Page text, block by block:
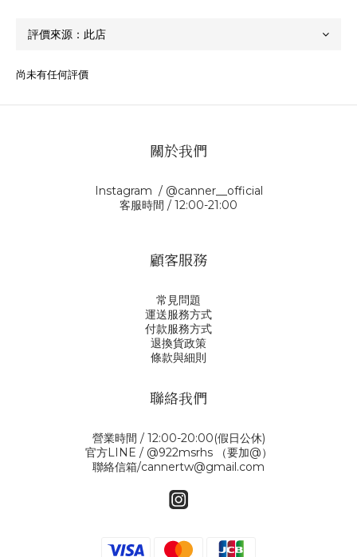
尚未有任何評價
關於我們
Instagram / @canner__official
客服時間 / 12:00-21:00
顧客服務
常見問題
運送服務方式
付款服務方式
退換貨政策
條款與細則
聯絡我們
營業時間 / 12:00-20:00(假日公休)
官方LINE / @922msrhs （要加@）
聯絡信箱/cannertw@gmail.com